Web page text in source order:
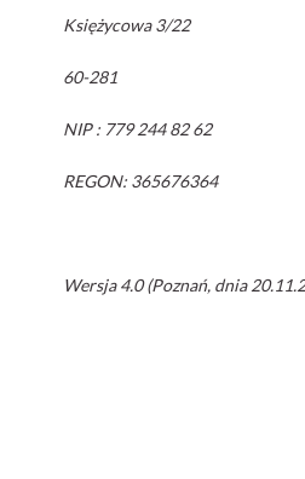
Księżycowa 3/22
60-281
NIP : 779 244 82 62
REGON: 365676364
Wersja 4.0 (Poznań, dnia